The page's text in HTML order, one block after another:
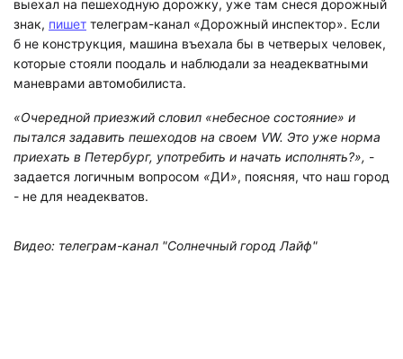
выехал на пешеходную дорожку, уже там снеся дорожный
знак, пишет телеграм-канал «Дорожный инспектор». Если
б не конструкция, машина въехала бы в четверых человек,
которые стояли поодаль и наблюдали за неадекватными
маневрами автомобилиста.
«Очередной приезжий словил «небесное состояние» и
пытался задавить пешеходов на своем VW. Это уже норма
приехать в Петербург, употребить и начать исполнять?», -
задается логичным вопросом «ДИ», поясняя, что наш город
- не для неадекватов.
Видео: телеграм-канал "Солнечный город Лайф"